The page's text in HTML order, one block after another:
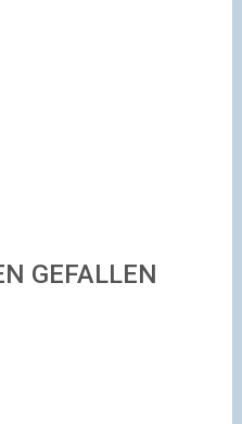
GEFALLEN